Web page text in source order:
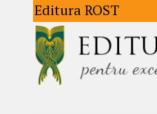
Editura ROST